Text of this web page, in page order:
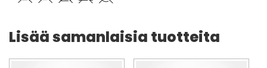
Lisää samanlaisia tuotteita